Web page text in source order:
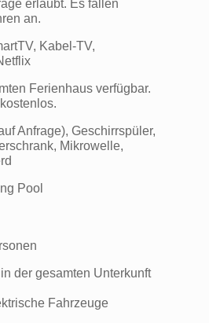
erlaubt. Es fallen
an.
Kabel-TV,
Ferienhaus verfügbar.
Anfrage), Geschirrspüler,
Mikrowelle,
Pool
der gesamten Unterkunft
Fahrzeuge